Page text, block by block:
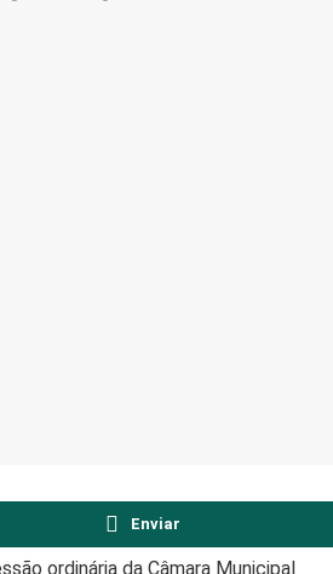
Enviar
ordinária da Câmara Municipal